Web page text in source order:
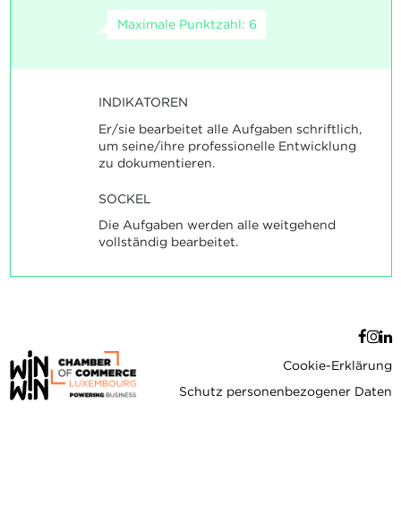
Maximale Punktzahl: 6
INDIKATOREN
Er/sie bearbeitet alle Aufgaben schriftlich,
um seine/ihre professionelle Entwicklung
zu dokumentieren.
SOCKEL
Die Aufgaben werden alle weitgehend
vollständig bearbeitet.
Cookie-Erklärung
Schutz personenbezogener Daten